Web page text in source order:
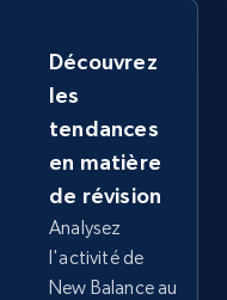
category, and
Commencer
Seller rating,
category, and
Découvrez
les
tendances
en matière
de révision
Analysez
l'activité de
New Balance au